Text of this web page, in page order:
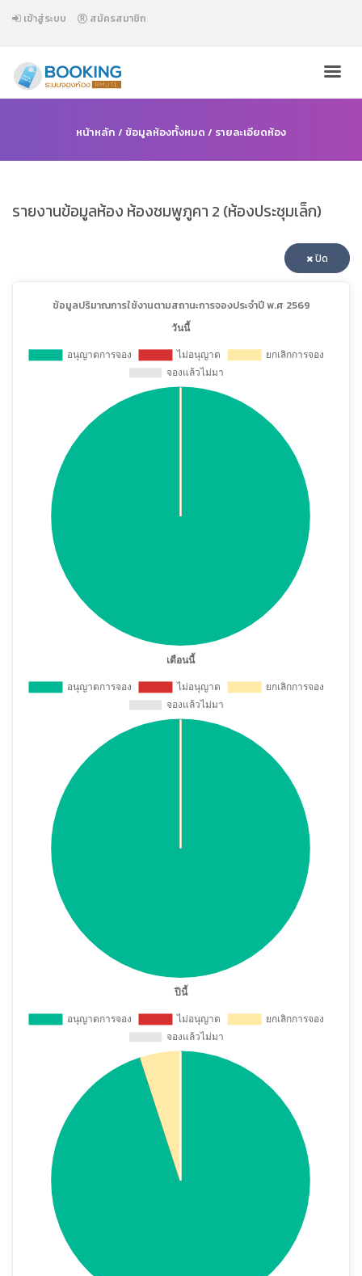
เข้าสู่ระบบ สมัครสมาชิก
หน้าหลัก / ข้อมูลห้องทั้งหมด / รายละเอียดห้อง
รายงานข้อมูลห้อง ห้องชมพูภูคา 2 (ห้องประชุมเล็ก)
ปิด
ข้อมูลปริมาณการใช้งานตามสถานะการจองประจำปี พ.ศ 2569